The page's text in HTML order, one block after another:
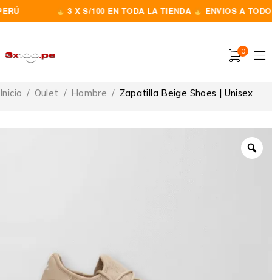
3 X S/100 EN TODA LA TIENDA ENVIOS A TODO
0
Inicio / Oulet / Hombre / Zapatilla Beige Shoes | Unisex